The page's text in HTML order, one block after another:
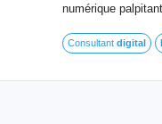
numérique
Consultant digital